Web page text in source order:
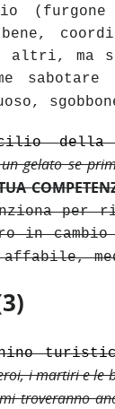
altri, ma
della
gelato se
in
i martiri e le
troveranno